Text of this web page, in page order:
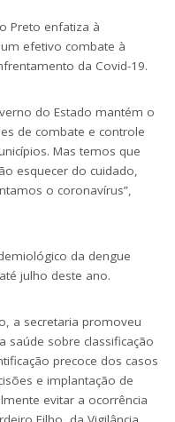
Preto enfatiza à
efetivo combate à
da Covid-19.
do Estado mantém o
de combate e controle
Mas temos que
esquecer do cuidado,
o coronavírus”,
da dengue
julho deste ano.
a secretaria promoveu
saúde sobre classificação
precoce dos casos
e implantação de
evitar a ocorrência